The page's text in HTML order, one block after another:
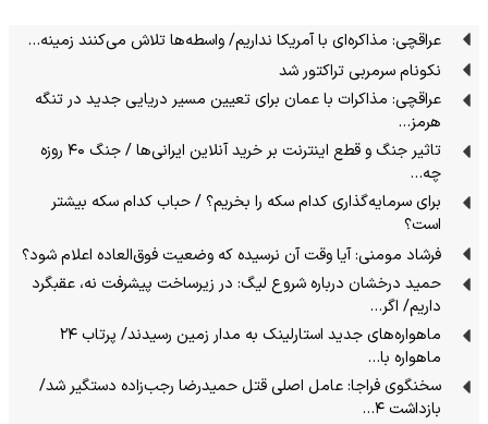
عراقچی: مذاکره‌ای با آمریکا نداریم/ واسطه‌ها تلاش می‌کنند زمینه‌…
نکونام سرمربی تراکتور شد
عراقچی: مذاکرات با عمان برای تعیین مسیر دریایی جدید در تنگه
هرمز…
تاثیر جنگ و قطع اینترنت بر خرید آنلاین ایرانی‌ها / جنگ ۴۰ روزه
چه…
برای سرمایه‌گذاری کدام سکه را بخریم؟ / حباب کدام سکه بیشتر
است؟
فرشاد مومنی: آیا وقت آن نرسیده که وضعیت فوق‌العاده اعلام شود؟
حمید درخشان درباره شروع لیگ: در زیرساخت پیشرفت نه، عقبگرد
داریم/ اگر…
ماهواره‌های جدید استارلینک به مدار زمین رسیدند/ پرتاب ۲۴
ماهواره با…
سخنگوی فراجا: عامل اصلی قتل حمیدرضا رجب‌زاده دستگیر شد/
بازداشت ۴…